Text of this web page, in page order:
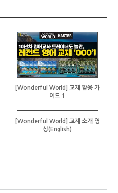
[Wonderful World] 교재 활용 가
이드 1
[Wonderful World] 교재 소개 영
상(English)